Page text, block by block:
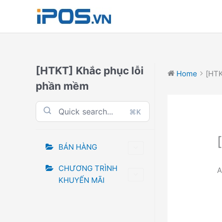
[HTKT] Khắc phục lỗi
phần mềm
⌘K
BÁN HÀNG
CHƯƠNG TRÌNH
KHUYẾN MÃI
Home